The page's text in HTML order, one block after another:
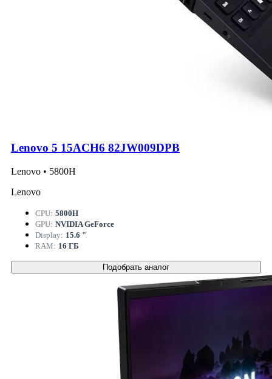
Lenovo 5 15ACH6 82JW009DPB
Lenovo • 5800H
Lenovo
CPU: 5800H
GPU: NVIDIA GeForce
Display: 15.6 "
RAM: 16 ГБ
Подобрать аналог